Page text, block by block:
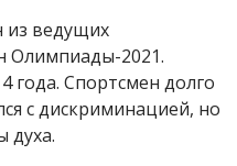
ведущих
Олимпиады-2021.
года. Спортсмен долго
с дискриминацией, но
духа.